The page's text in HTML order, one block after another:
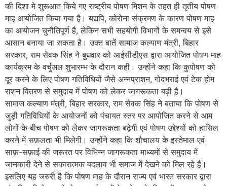
की दिशा मे शुरूआत किये गए राष्ट्रीय पोषण मिशन के तहत ही तृतीय पोषण
माह आयोजित किया गया है। यद्यपि, कोरोना संक्रमण के कारण पोषण माह
का आयोजन चुनौतिपूर्ण है, लेकिन सभी सहयोगी विभागों के समन्वय से इसे
आसान बनाया जा सकता है। उक्त बातें सामाज कल्याण मंत्री, बिहार
सरकार, राम सेवक सिंह ने बुधवार को आईसीडीएस द्वारा आयोजित पोषण माह
कार्यक्रम के वर्चुअल शुभारम्भ के दौरान कही। उन्होंने कहा कि कुपोषण को
दूर करने के लिए पोषण गतिविधियों जैसे अन्नप्राशन, गोदभराई एवं टेक होम
राशन वितरण से समुदाय में पोषण को लेकर जागरूकता बढ़ी है।
सामाज कल्याण मंत्री, बिहार सरकार, राम सेवक सिंह ने बताया कि पोषण से
जुड़ी गतिविधियों के आयोजनों को पंचायत स्तर पर आयोजित करने से आम
लोगों के बीच पोषण को लेकर जागरूकता बढ़ेगी एवं पोषण उद्देश्यों को हासिल
करने में सफ़लता भी मिलेगी। उन्होंने कहा कि शौचालय के इस्तेमाल एवं
साफ़-सफ़ाई की जरूरत पर विभिन्न जागरूकता माध्यमों से समुदाय में
जानकारी देने से सकारात्मक बदलाव भी समाज में देखने को मिल रहे हैं।
इसलिए यह जरुरी है कि पोषण माह के दौरान राज्य एवं भारत सरकार द्वारा